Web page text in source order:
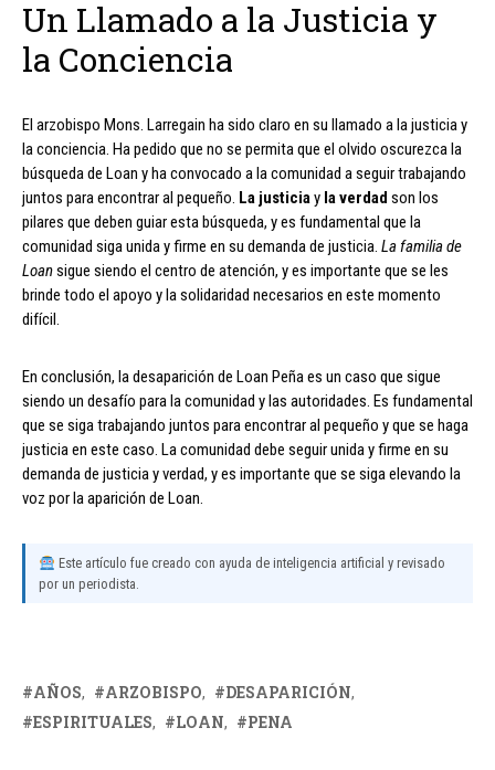
Un Llamado a la Justicia y
la Conciencia
El arzobispo Mons. Larregain ha sido claro en su llamado a la justicia y
la conciencia. Ha pedido que no se permita que el olvido oscurezca la
búsqueda de Loan y ha convocado a la comunidad a seguir trabajando
juntos para encontrar al pequeño. La justiciay la verdad son los
pilares que deben guiar esta búsqueda, y es fundamental que la
comunidad siga unida y firme en su demanda de justicia. La familia de
Loansigue siendo el centro de atención, y es importante que se les
brinde todo el apoyo y la solidaridad necesarios en este momento
difícil.
En conclusión, la desaparición de Loan Peña es un caso que sigue
siendo un desafío para la comunidad y las autoridades. Es fundamental
que se siga trabajando juntos para encontrar al pequeño y que se haga
justicia en este caso. La comunidad debe seguir unida y firme en su
demanda de justicia y verdad, y es importante que se siga elevando la
voz por la aparición de Loan.
Este artículo fue creado con ayuda de inteligencia artificial y revisado
por un periodista.
AÑOS ARZOBISPO
DESAPARICIÓN
ESPIRITUALES
LOAN PENA